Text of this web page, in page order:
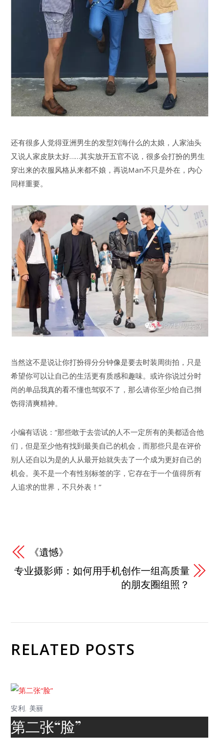
还有很多人觉得亚洲男生的发型刘海什么的太娘，人家油头
又说人家皮肤太好……其实放开五官不说，很多会打扮的男生
穿出来的衣服风格从来都不娘，再说Man不只是外在，内心
同样重要。
当然这不是说让你打扮得分分钟像是要去时装周街拍，只是
希望你可以让自己的生活更有质感和趣味。或许你说过分时
尚的单品我真的看不懂也驾驭不了，那么请你至少给自己捯
饬得清爽精神。
小编有话说：“那些敢于去尝试的人不一定所有的美都适合他
们，但是至少他有找到最美自己的机会，而那些只是在评价
别人还自以为是的人从最开始就失去了一个成为更好自己的
机会。美不是一个有性别标签的字，它存在于一个值得所有
人追求的世界，不只外表！”
《遺憾》
专业摄影师：如何用手机创作一组高质量
的朋友圈组照？
RELATED POSTS
安利, 美丽
第二张“脸”